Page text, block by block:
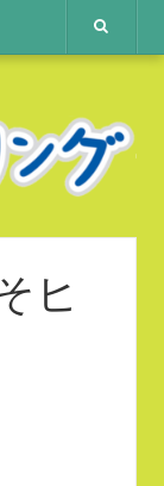
ヒ